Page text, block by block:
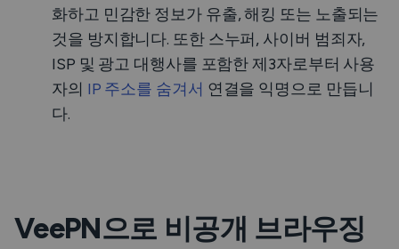
화하고 민감한 정보가 유출, 해킹 또는 노출되는
것을 방지합니다. 또한 스누퍼, 사이버 범죄자,
ISP 및 광고 대행사를 포함한 제3자로부터 사용
자의 IP 주소를 숨겨서 연결을 익명으로 만듭니
다.
VeePN으로 비공개 브라우징